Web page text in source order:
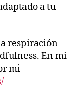
a tu
respiración
En mi
mi